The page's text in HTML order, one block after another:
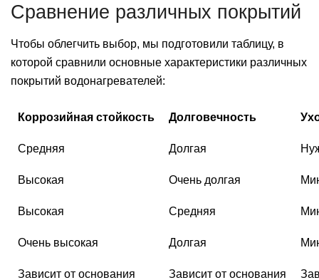
Сравнение различных покрытий
Чтобы облегчить выбор, мы подготовили таблицу, в
которой сравнили основные характеристики различных
покрытий водонагревателей:
Коррозийная стойкость Долговечность
Средняя Долгая
Высокая Очень долгая
Высокая Средняя
Очень высокая Долгая
Зависит от основания Зависит от основания